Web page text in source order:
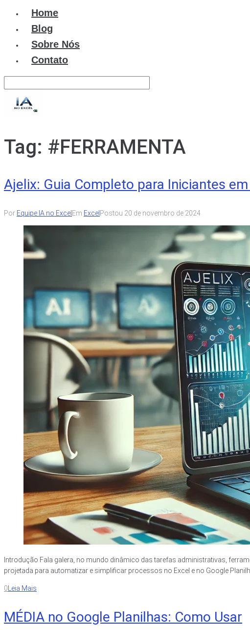
Home
Blog
Sobre Nós
Contato
Tag: #FERRAMENTA
Ajelix: Guia Completo para Iniciantes
Por Equipe IA no Excel Em Excel Postou 20 de novembro de 2024
Introdução Fala galera, no mundo dinâmico das tarefas administrativas,
projetada para automatizar e simplificar processos no Excel e no Google
0 Leia Mais
MÉDIA no Google Planilhas: Como Usar